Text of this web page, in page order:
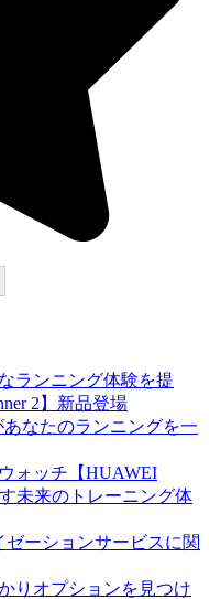
ランニング体験を提
2】新品登場
あなたのランニングを一
ォッチ【HUAWEI
未来のトレーニング体
ゼーションサービスに関
りオプションを見つけ